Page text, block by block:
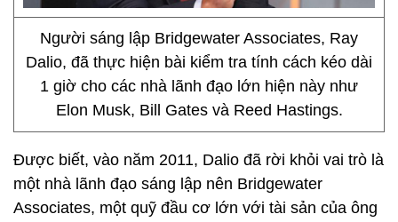
Người sáng lập Bridgewater Associates, Ray
Dalio, đã thực hiện bài kiểm tra tính cách kéo dài
1 giờ cho các nhà lãnh đạo lớn hiện này như
Elon Musk, Bill Gates và Reed Hastings.
Được biết, vào năm 2011, Dalio đã rời khỏi vai trò là
một nhà lãnh đạo sáng lập nên Bridgewater
Associates, một quỹ đầu cơ lớn với tài sản của ông